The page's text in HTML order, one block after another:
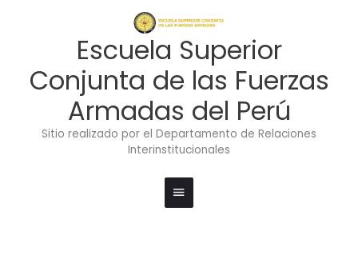
Escuela Superior
Conjunta de las Fuerzas
Armadas del Perú
Sitio realizado por el Departamento de Relaciones
Interinstitucionales
principal